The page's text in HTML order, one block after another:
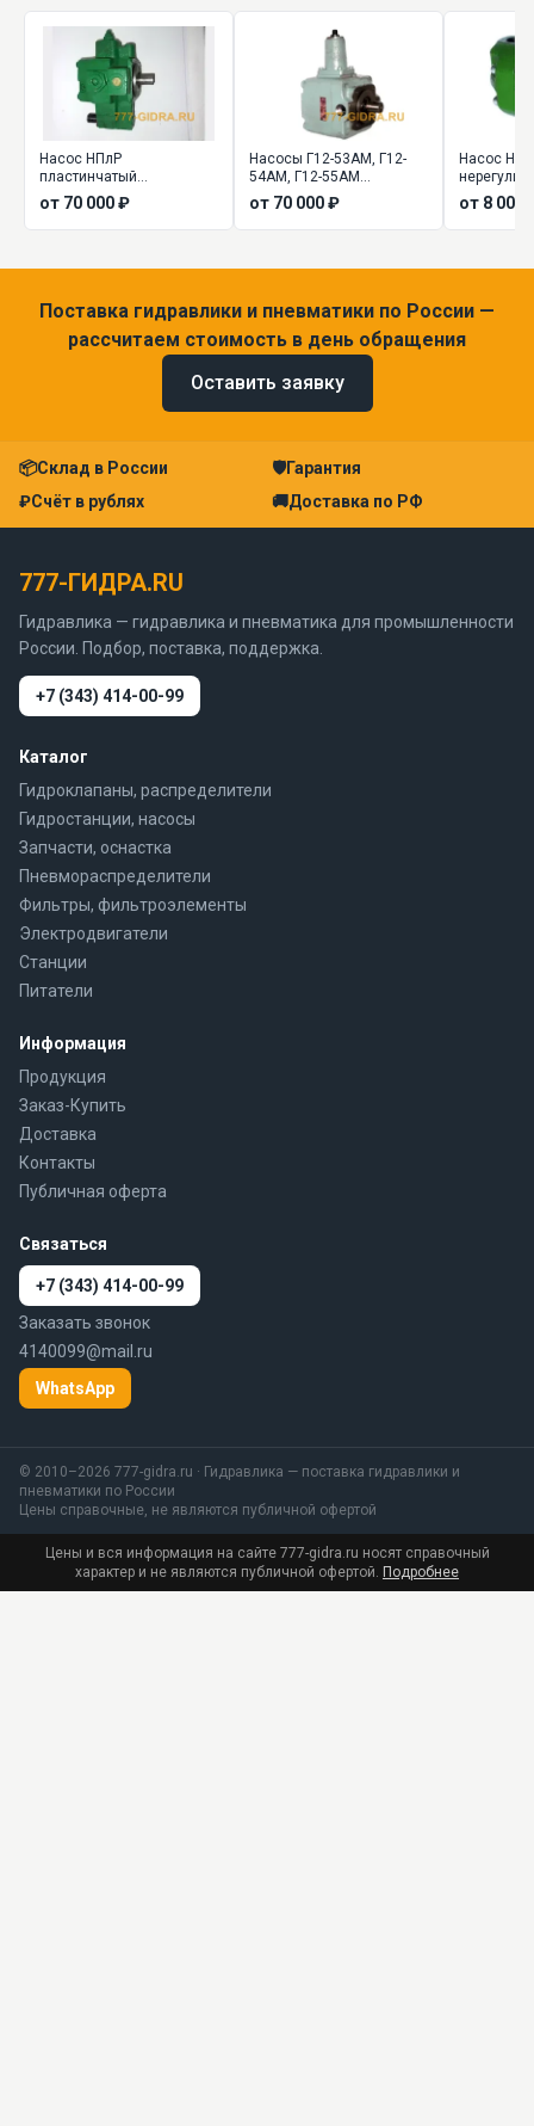
Насос НПлР
пластинчатый
регулируемый
от 70 000 ₽
Насосы Г12-53АМ, Г12-
54АМ, Г12-55АМ
пластинчатые
регулируемые
от 70 000 ₽
Насос
от 8 000
Поставка гидравлики и пневматики по России —
рассчитаем стоимость в день обращения
Оставить заявку
📦Склад в России 🛡Гарантия
₽Счёт в рублях 🚚Доставка по РФ
777-ГИДРА.RU
Гидравлика — гидравлика и пневматика для промышленности
России. Подбор, поставка, поддержка.
+7 (343) 414-00-99
Каталог
Гидроклапаны, распределители
Гидростанции, насосы
Запчасти, оснастка
Пневмораспределители
Фильтры, фильтроэлементы
Электродвигатели
Станции
Питатели
Информация
Продукция
Заказ-Купить
Доставка
Контакты
Публичная оферта
Связаться
+7 (343) 414-00-99
Заказать звонок
4140099@mail.ru
WhatsApp
© 2010–2026 777-gidra.ru · Гидравлика — поставка гидравлики и
пневматики по России
Цены справочные, не являются публичной офертой
Цены и вся информация на сайте 777-gidra.ru носят справочный
характер и не являются публичной офертой. Подробнее